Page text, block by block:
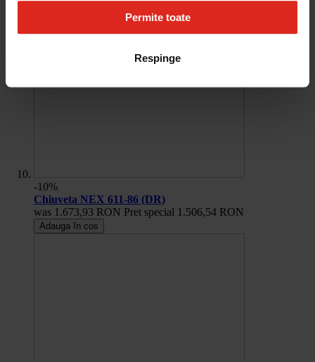
Permite toate
Respinge
-10%
Chiuveta NEX 611-86 (DR)
was 1.673,93 RON Pret special 1.506,54 RON
Adauga în cos